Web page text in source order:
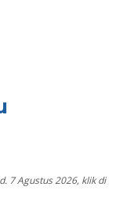
7 Agustus 2026, klik di